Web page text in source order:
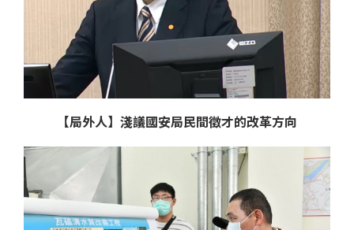
【局外人】淺議國安局民間徵才的改革方向